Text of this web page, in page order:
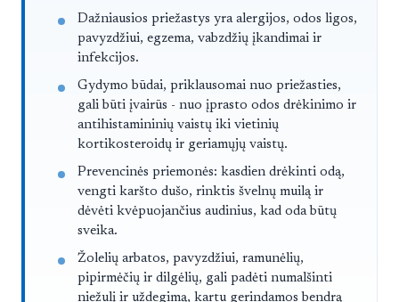
Dažniausios priežastys yra alergijos, odos ligos,
pavyzdžiui, egzema, vabzdžių įkandimai ir
infekcijos.
Gydymo būdai, priklausomai nuo priežasties,
gali būti įvairūs - nuo įprasto odos drėkinimo ir
antihistamininių vaistų iki vietinių
kortikosteroidų ir geriamųjų vaistų.
Prevencinės priemonės: kasdien drėkinti odą,
vengti karšto dušo, rinktis švelnų muilą ir
dėvėti kvėpuojančius audinius, kad oda būtų
sveika.
Žolelių arbatos, pavyzdžiui, ramunėlių,
pipirmėčių ir dilgėlių, gali padėti numalšinti
niežulį ir uždegimą, kartu gerindamos bendrą